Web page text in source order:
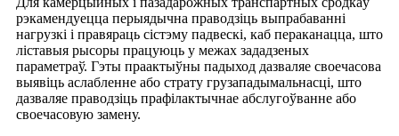
рэкамендуецца перыядычна праводзіць выпрабаванні
нагрузкі і правяраць сістэму падвескі, каб пераканацца, што
ліставыя рысоры працуюць у межах зададзеных
параметраў. Гэты праактыўны падыход дазваляе своечасова
выявіць аслабленне або страту грузападымальнасці, што
дазваляе праводзіць прафілактычнае абслугоўванне або
своечасовую замену.